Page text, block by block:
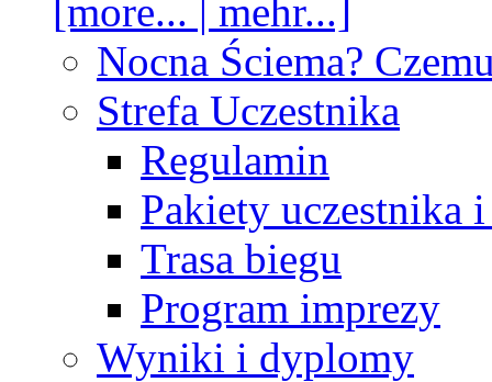
[more... | mehr...]
Nocna Ściema?
Strefa Uczestnika
Regulamin
Pakiety uczestnika
Trasa biegu
Program imprezy
Wyniki i dyplomy